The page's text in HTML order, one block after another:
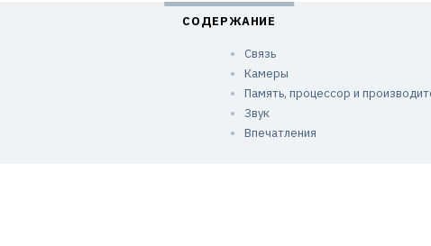
Связь
Камеры
Память, процессор и
Звук
Впечатления